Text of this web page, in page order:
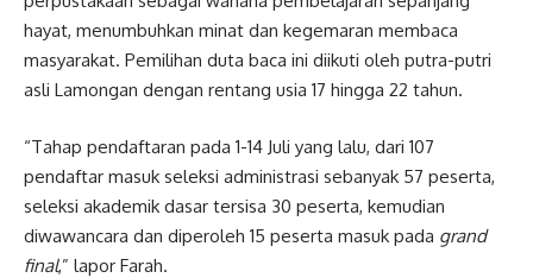
hayat, menumbuhkan minat dan kegemaran membaca
masyarakat. Pemilihan duta baca ini diikuti oleh putra-putri
asli Lamongan dengan rentang usia 17 hingga 22 tahun.
“Tahap pendaftaran pada 1-14 Juli yang lalu, dari 107
pendaftar masuk seleksi administrasi sebanyak 57 peserta,
seleksi akademik dasar tersisa 30 peserta, kemudian
diwawancara dan diperoleh 15 peserta masuk pada grand
final,” lapor Farah.